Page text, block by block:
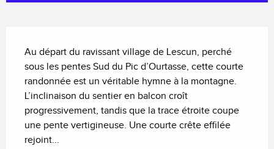
Au départ du ravissant village de Lescun, perché
sous les pentes Sud du Pic d’Ourtasse, cette courte
randonnée est un véritable hymne à la montagne.
L’inclinaison du sentier en balcon croît
progressivement, tandis que la trace étroite coupe
une pente vertigineuse. Une courte crête effilée
rejoint...